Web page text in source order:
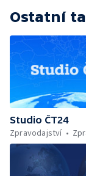
Ostatní
Studio ČT24
Zpravodajství